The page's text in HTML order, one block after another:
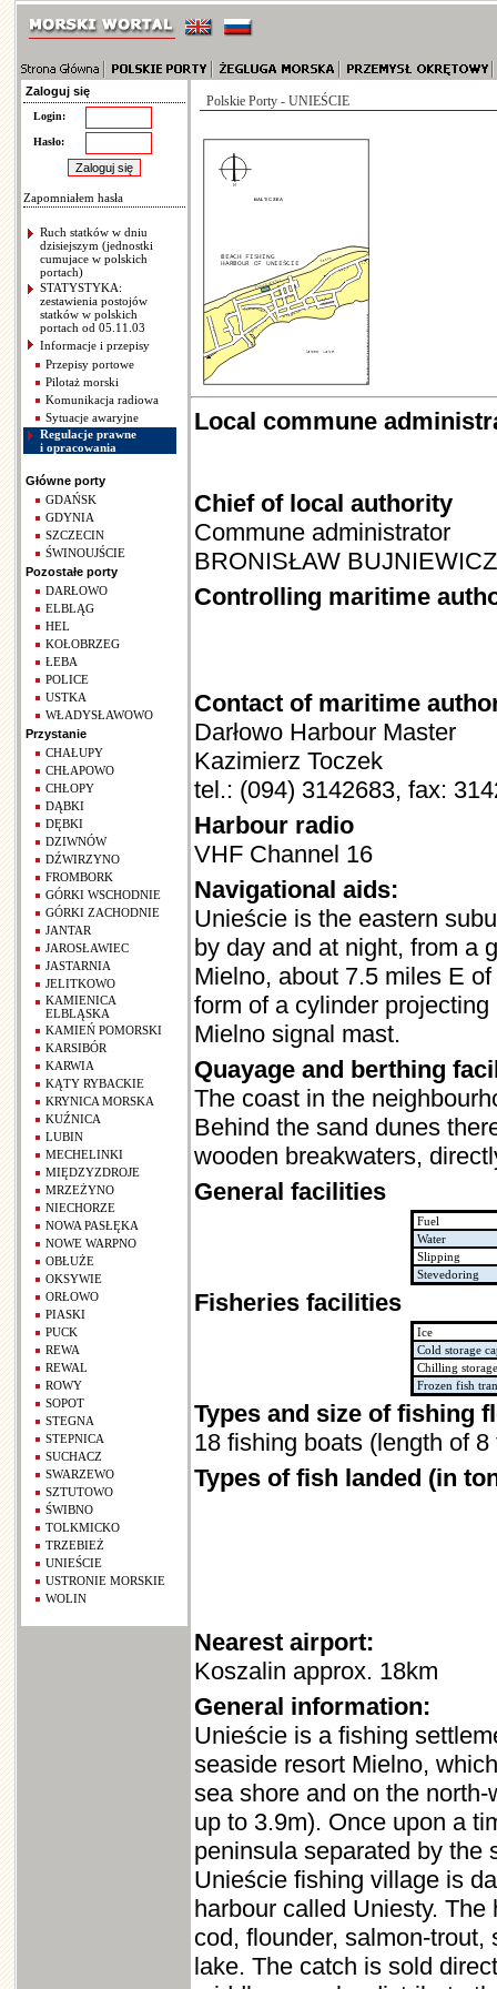
Zaloguj się
Login:
Hasło:
Zapomniałem hasła
Ruch statków w dniu
dzisiejszym (jednostki
cumujace w polskich
portach)
STATYSTYKA:
zestawienia postojów
statków w polskich
portach od 05.11.03
Informacje i przepisy
Przepisy portowe
Pilotaż morski
Komunikacja radiowa
Sytuacje awaryjne
Regulacje prawne
i opracowania
Główne porty
GDAŃSK
GDYNIA
SZCZECIN
ŚWINOUJŚCIE
Pozostałe porty
DARŁOWO
ELBLĄG
HEL
KOŁOBRZEG
ŁEBA
POLICE
USTKA
WŁADYSŁAWOWO
Przystanie
CHAŁUPY
CHŁAPOWO
CHŁOPY
DĄBKI
DĘBKI
DZIWNÓW
DŹWIRZYNO
FROMBORK
GÓRKI WSCHODNIE
GÓRKI ZACHODNIE
JANTAR
JAROSŁAWIEC
JASTARNIA
JELITKOWO
KAMIENICA
ELBLĄSKA
KAMIEŃ POMORSKI
KARSIBÓR
KARWIA
KĄTY RYBACKIE
KRYNICA MORSKA
KUŹNICA
LUBIN
MECHELINKI
MIĘDZYZDROJE
MRZEŻYNO
NIECHORZE
NOWA PASŁĘKA
NOWE WARPNO
OBŁUŻE
OKSYWIE
ORŁOWO
PIASKI
PUCK
REWA
REWAL
ROWY
SOPOT
STEGNA
STEPNICA
SUCHACZ
SWARZEWO
SZTUTOWO
ŚWIBNO
TOLKMICKO
TRZEBIEŻ
UNIEŚCIE
USTRONIE MORSKIE
WOLIN
Polskie Porty - UNIEŚCIE
Local commune
Chief of local authority
Commune administrator
BRONISŁAW BUJNIEWICZ
Controlling maritime
Contact of maritime
Darłowo Harbour Master
Kazimierz Toczek
tel.: (094) 3142683, fax:
Harbour radio
VHF Channel 16
Navigational aids:
Unieście is the eastern
by day and at night, from a
Mielno, about 7.5 miles E
form of a cylinder
Mielno signal mast.
Quayage and berthing
The coast in the
Behind the sand dunes
wooden breakwaters,
General facilities
Fuel
Water
Slipping
Stevedoring
Fisheries facilities
Ice
Cold storage
Chilling
Frozen fish
Types and size of fishing
18 fishing boats (length of
Types of fish landed (in
Nearest airport:
Koszalin approx. 18km
General information:
Unieście is a fishing
seaside resort Mielno,
sea shore and on the
up to 3.9m). Once upon a
peninsula separated by the
Unieście fishing village is
harbour called Uniesty.
cod, flounder, salmon-
lake. The catch is sold